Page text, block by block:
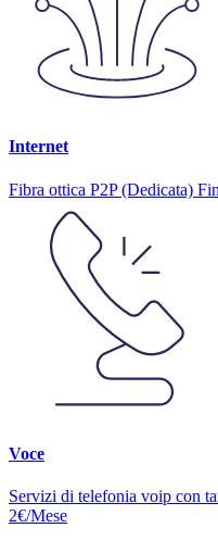
Internet
Fibra ottica P2P (Dedicata)
Voce
Servizi di telefonia voip con
2€/Mese